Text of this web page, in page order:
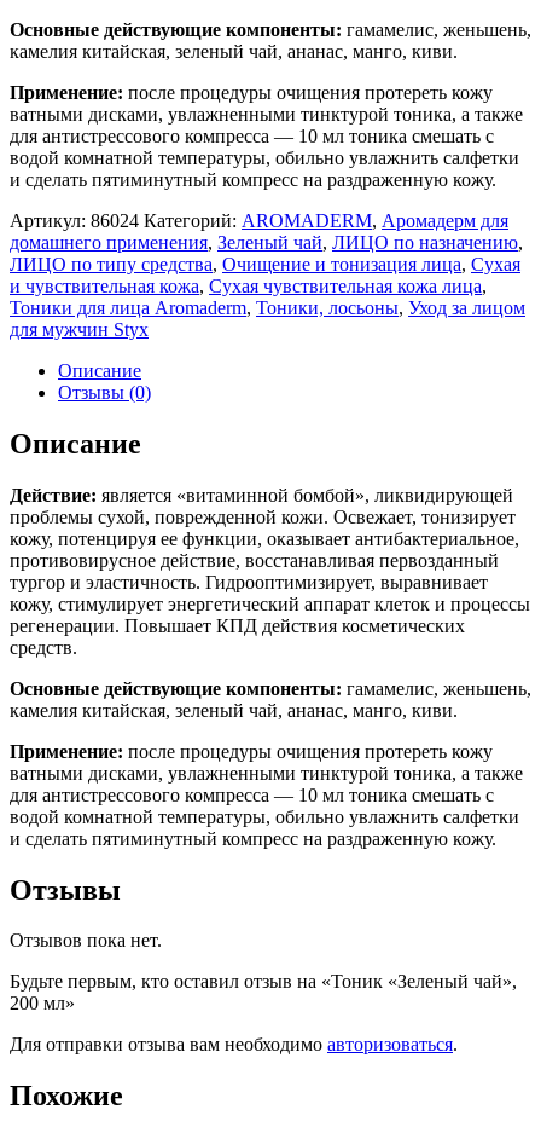
Основные действующие компоненты: гамамелис, женьшень,
камелия китайская, зеленый чай, ананас, манго, киви.
Применение: после процедуры очищения протереть кожу
ватными дисками, увлажненными тинктурой тоника, а также
для антистрессового компресса — 10 мл тоника смешать с
водой комнатной температуры, обильно увлажнить салфетки
и сделать пятиминутный компресс на раздраженную кожу.
Артикул: 86024 Категорий: AROMADERM, Аромадерм для
домашнего применения, Зеленый чай, ЛИЦО по назначению,
ЛИЦО по типу средства, Очищение и тонизация лица, Сухая
и чувствительная кожа, Сухая чувствительная кожа лица,
Тоники для лица Aromaderm, Тоники, лосьоны, Уход за лицом
для мужчин Styx
Описание
Отзывы (0)
Описание
Действие: является «витаминной бомбой», ликвидирующей
проблемы сухой, поврежденной кожи. Освежает, тонизирует
кожу, потенцируя ее функции, оказывает антибактериальное,
противовирусное действие, восстанавливая первозданный
тургор и эластичность. Гидрооптимизирует, выравнивает
кожу, стимулирует энергетический аппарат клеток и процессы
регенерации. Повышает КПД действия косметических
средств.
Основные действующие компоненты: гамамелис, женьшень,
камелия китайская, зеленый чай, ананас, манго, киви.
Применение: после процедуры очищения протереть кожу
ватными дисками, увлажненными тинктурой тоника, а также
для антистрессового компресса — 10 мл тоника смешать с
водой комнатной температуры, обильно увлажнить салфетки
и сделать пятиминутный компресс на раздраженную кожу.
Отзывы
Отзывов пока нет.
Будьте первым, кто оставил отзыв на «Тоник «Зеленый чай»,
200 мл»
Для отправки отзыва вам необходимо авторизоваться.
Похожие